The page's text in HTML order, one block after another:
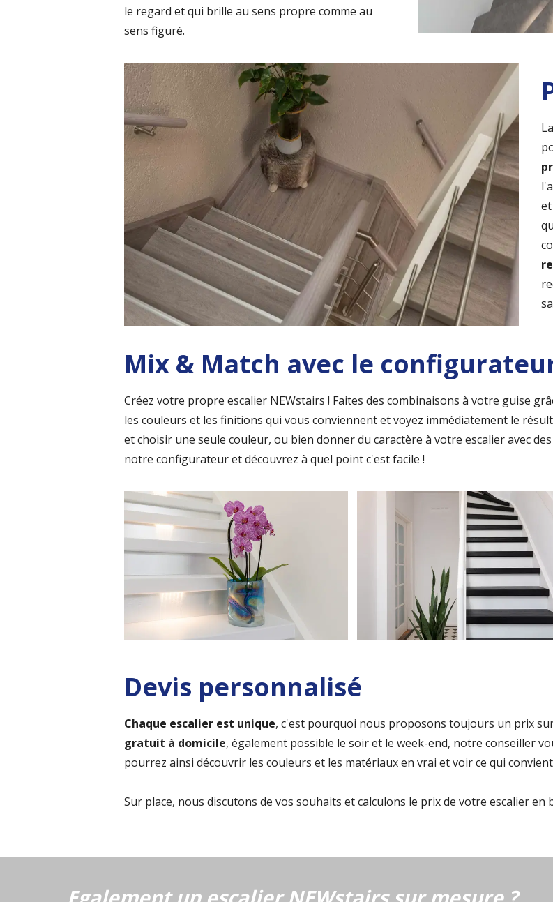
le regard et qui brille au sens propre comme au
sens figuré.
Mix & Match avec le
Créez votre propre escalier NEWstairs ! Faites des combinaisons à votre guise
les couleurs et les finitions qui vous conviennent et voyez immédiatement le
et choisir une seule couleur, ou bien donner du caractère à votre escalier avec
notre configurateur et découvrez à quel point c'est facile !
Devis personnalisé
Chaque escalier est unique, c'est pourquoi nous proposons toujours un prix
gratuit à domicile, également possible le soir et le week-end, notre conseiller
pourrez ainsi découvrir les couleurs et les matériaux en vrai et voir ce qui
Sur place, nous discutons de vos souhaits et calculons le prix de votre escalier en